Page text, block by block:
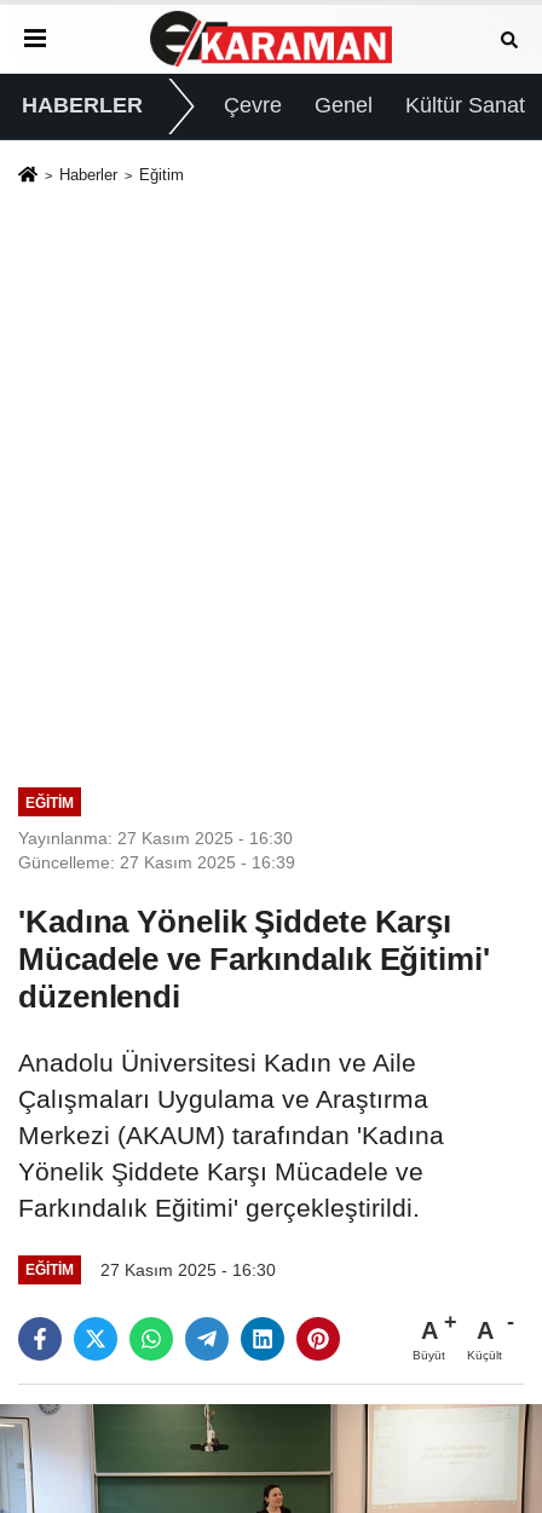
HABERLER Çevre Genel Kültür Sanat
Haberler Eğitim
EĞITIM
Yayınlanma: 27 Kasım 2025 - 16:30
Güncelleme: 27 Kasım 2025 - 16:39
'Kadına Yönelik Şiddete Karşı
Mücadele ve Farkındalık Eğitimi'
düzenlendi
Anadolu Üniversitesi Kadın ve Aile
Çalışmaları Uygulama ve Araştırma
Merkezi (AKAUM) tarafından 'Kadına
Yönelik Şiddete Karşı Mücadele ve
Farkındalık Eğitimi' gerçekleştirildi.
EĞITIM 27 Kasım 2025 - 16:30
A
Büyüt
A
Küçült